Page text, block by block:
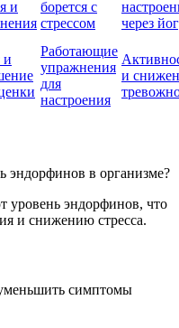
и
борется с
стрессом
через
и
Работающие
упражнения
для
настроения
и
эндорфинов в организме?
эндорфинов, что
и снижению стресса.
симптомы